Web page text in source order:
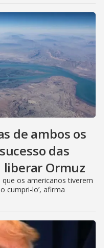
de ambos os
das
liberar Ormuz
que os americanos tiverem
cumpri-lo’, afirma